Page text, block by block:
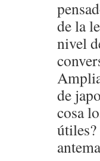
de la
nivel
de
cosa